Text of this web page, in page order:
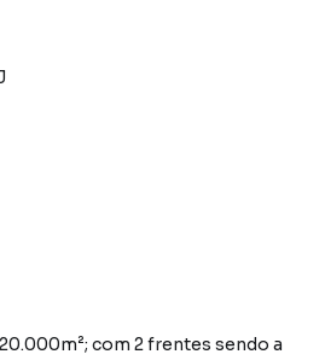
com 2 frentes sendo a